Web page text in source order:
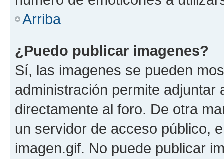
Arriba
¿Puedo publicar imagenes?
Sí, las imagenes se pueden
administración permite
directamente al foro. De otra
un servidor de acceso público,
imagen.gif. No puede publicar